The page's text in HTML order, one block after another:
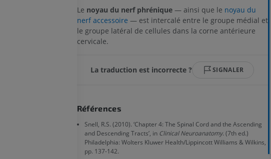
Le noyau du nerf phrénique— ainsi que le noyau du
nerf accessoire — est intercalé entre le groupe médial et
le groupe latéral de cellules dans la corne antérieure
cervicale.
La traduction est incorrecte ? SIGNALER
Références
Snell, R.S. (2010). ‘Chapter 4: The Spinal Cord and the Ascending
and Descending Tracts’, in Clinical Neuroanatomy. (7th ed.)
Philadelphia: Wolters Kluwer Health/Lippincott Williams & Wilkins,
pp. 137-142.